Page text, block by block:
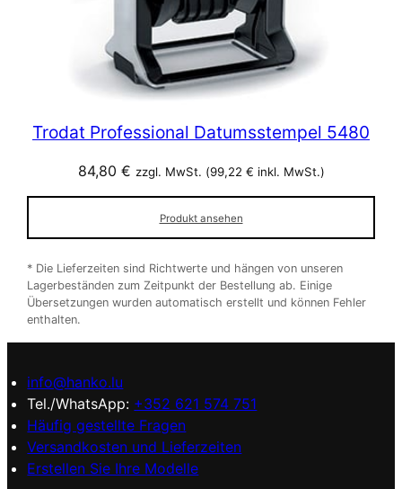
Trodat Professional Datumsstempel 5480
84,80 € zzgl. MwSt. (99,22 € inkl. MwSt.)
Produkt ansehen
* Die Lieferzeiten sind Richtwerte und hängen von unseren
Lagerbeständen zum Zeitpunkt der Bestellung ab. Einige
Übersetzungen wurden automatisch erstellt und können Fehler
enthalten.
info@hanko.lu
Tel./WhatsApp: +352 621 574 751
Häufig gestellte Fragen
Versandkosten und Lieferzeiten
Erstellen Sie Ihre Modelle